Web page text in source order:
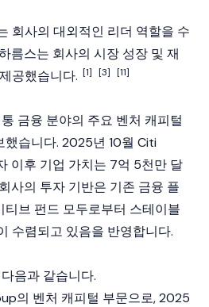
회사의 대외적인 리더 역할을 수
름스는 회사의 시장 성장 및 재
공했습니다. [1] [3] [11]
금융 분야의 주요 벤처 캐피털
했습니다. 2025년 10월 Citi
이후 기업 가치는 7억 5천만 달
사의 투자 기반은 기존 금융 플
브 펀드 모두로부터 스테이블
수렴되고 있음을 반영합니다.
음과 같습니다.
의 벤처 캐피털 부문으로, 2025